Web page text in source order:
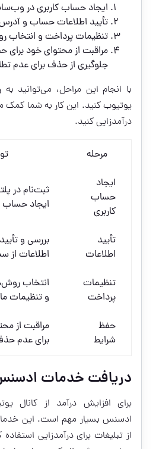
ایجاد حساب کاربری در
تأیید اطلاعات حساب و
تنظیمات پرداخت و انتخاب
مراقبت از محتوای خود برای
جلوگیری از حذف برای عدم
با انجام این مراحل، می‌توانید به
یوتیوب کنید. این کار به شما کمک
درآمدزایی کنید.
مرحله
ایجاد
حساب
کاربری
ثبت‌نام در
ایجاد حساب
تأیید
اطلاعات
بررسی و
اطلاعات
تنظیمات
پرداخت
انتخاب
و تنظیمات
حفظ
شرایط
مراقبت از
برای عدم
دریافت خدمات
برای افزایش درآمد از کانال
ادسنس بسیار مهم است. این
از تبلیغات برای درآمدزایی